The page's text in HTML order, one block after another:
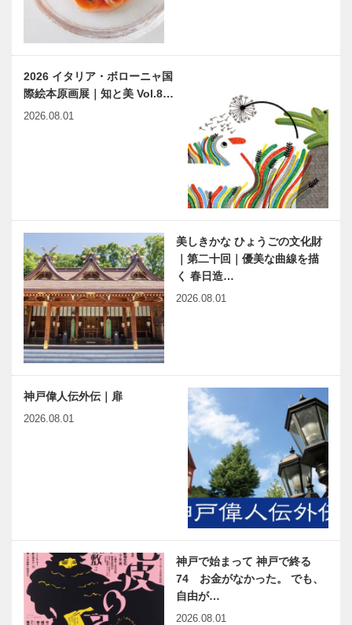
2026 イタリア・ボローニャ国
際絵本原画展｜知と美 Vol.8…
2026.08.01
美しきかな ひょうごの文化財
｜第二十回｜優美な曲線を描
く 春日造…
2026.08.01
神戸偉人伝外伝｜扉
2026.08.01
神戸で始まって 神戸で終る
74 お金がなかった。 でも、
自由が…
2026.08.01